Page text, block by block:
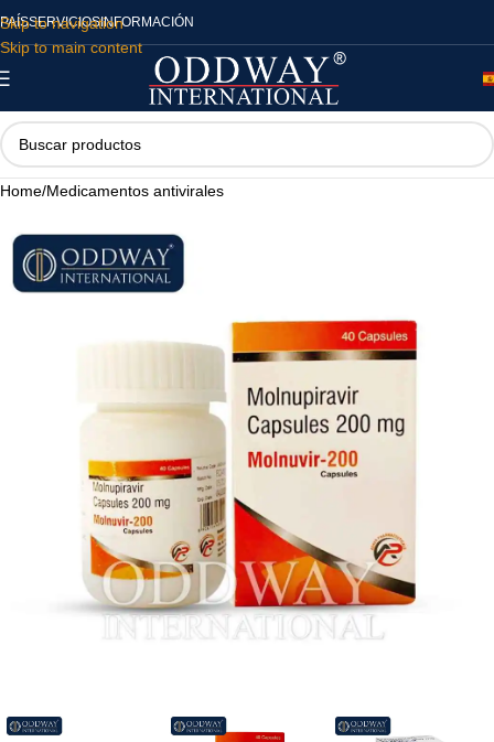
Skip to navigation
Skip to main content
PAÍSSERVICIOSINFORMACIÓN
Home/Medicamentos antivirales